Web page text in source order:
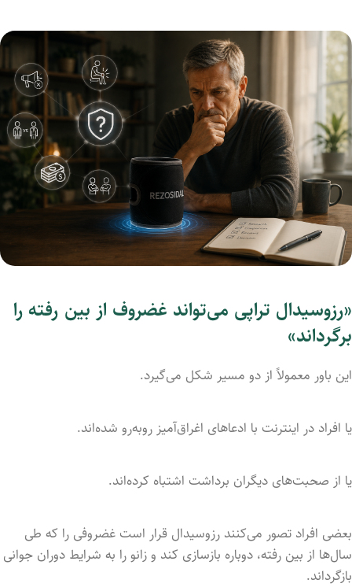
«رزوسیدال تراپی می‌تواند غضروف از بین رفته را
برگرداند»
این باور معمولاً از دو مسیر شکل می‌گیرد.
یا افراد در اینترنت با ادعاهای اغراق‌آمیز روبه‌رو شده‌اند.
یا از صحبت‌های دیگران برداشت اشتباه کرده‌اند.
بعضی افراد تصور می‌کنند رزوسیدال قرار است غضروفی را که طی
سال‌ها از بین رفته، دوباره بازسازی کند و زانو را به شرایط دوران جوانی
بازگرداند.